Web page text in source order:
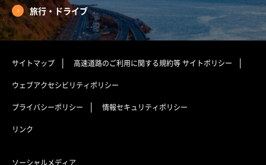
旅行・ドライブ
サイトマップ 高速道路のご利用に関する規約等サイトポリシー
ウェブアクセシビリティポリシー
プライバシーポリシー 情報セキュリティポリシー
リンク